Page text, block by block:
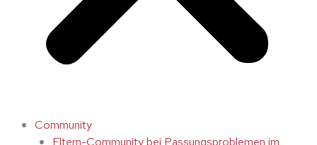
Community
Eltern-Community bei Passungsproblemen im